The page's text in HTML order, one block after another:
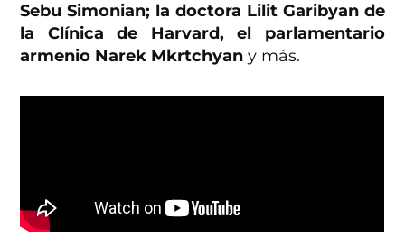
Sebu Simonian; la doctora Lilit Garibyan de
la Clínica de Harvard, el parlamentario
armenio Narek Mkrtchyan y más.